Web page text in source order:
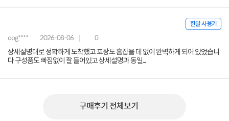
한달 사용기
oog**** 2026-08-06 0
상세설명대로 정확하게 도착했고 포장도 흠잡을 데 없이 완벽하게 되어 있었습니
다 구성품도 빠짐없이 잘 들어있고 상세설명과 동일...
구매후기 전체보기